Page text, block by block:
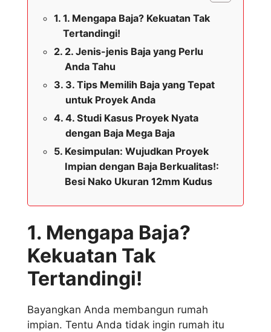
1. Mengapa Baja? Kekuatan Tak
Tertandingi!
2. Jenis-jenis Baja yang Perlu
Anda Tahu
3. Tips Memilih Baja yang Tepat
untuk Proyek Anda
4. Studi Kasus Proyek Nyata
dengan Baja Mega Baja
Kesimpulan: Wujudkan Proyek
Impian dengan Baja Berkualitas!:
Besi Nako Ukuran 12mm Kudus
1. Mengapa Baja?
Kekuatan Tak
Tertandingi!
Bayangkan Anda membangun rumah
impian. Tentu Anda tidak ingin rumah itu